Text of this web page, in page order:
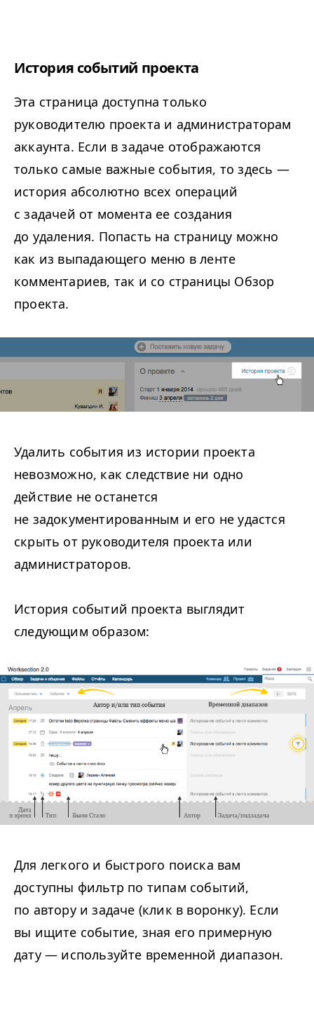
История событий проекта
Эта страница доступна только
руководителю проекта и администраторам
аккаунта. Если в задаче отображаются
только самые важные события, то здесь —
история абсолютно всех операций
с задачей от момента ее создания
до удаления. Попасть на страницу можно
как из выпадающего меню в ленте
комментариев, так и со страницы Обзор
проекта.
Удалить события из истории проекта
невозможно, как следствие ни одно
действие не останется
не задокументированным и его не удастся
скрыть от руководителя проекта или
администраторов.
История событий проекта выглядит
следующим образом:
Для легкого и быстрого поиска вам
доступны фильтр по типам событий,
по автору и задаче (клик в воронку). Если
вы ищите событие, зная его примерную
дату — используйте временной диапазон.